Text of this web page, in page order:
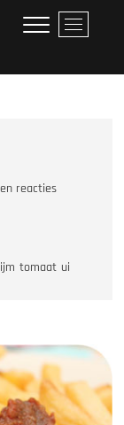
M
e
reacties
tomaat ui